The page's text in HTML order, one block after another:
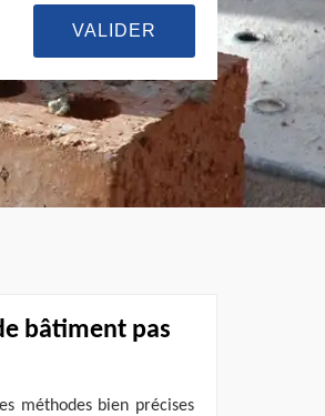
bâtiment pas
méthodes bien précises